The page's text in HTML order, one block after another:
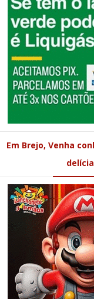
Em Brejo, Venha